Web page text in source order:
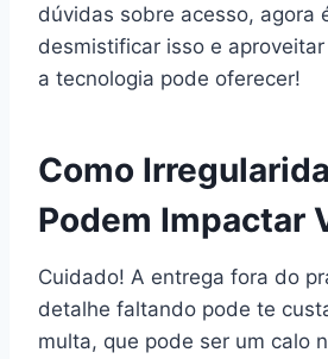
dúvidas sobre acesso, agora
desmistificar isso e
a tecnologia pode oferecer!
Como
Podem Impactar
Cuidado! A entrega fora do
detalhe faltando pode te
multa, que pode ser um calo